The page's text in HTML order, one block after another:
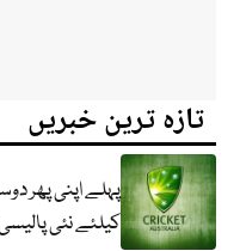
تازہ ترین خبریں
پہلے اپنی پھر
کیلئے نئی